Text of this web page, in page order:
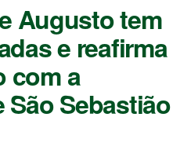
Augusto tem
e reafirma
com a
Sebastião